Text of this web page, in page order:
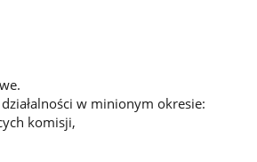
w minionym okresie:
komisji,